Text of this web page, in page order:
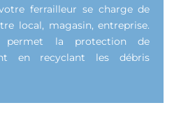
ferrailleur se charge de
local, magasin, entreprise.
permet la protection de
en recyclant les débris